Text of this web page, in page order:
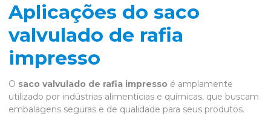
Aplicações do saco
valvulado de rafia
impresso
O saco valvulado de rafia impresso é amplamente
utilizado por indústrias alimentícias e químicas, que buscam
embalagens seguras e de qualidade para seus produtos.